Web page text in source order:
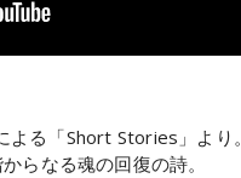
る「Short Stories」より。
らなる魂の回復の詩。